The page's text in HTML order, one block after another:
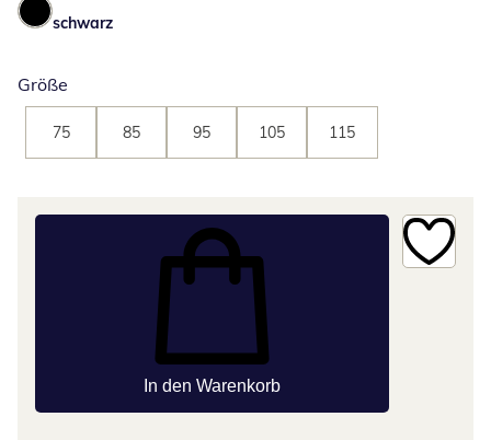
schwarz
Größe
75 85 95 105 115
In den Warenkorb